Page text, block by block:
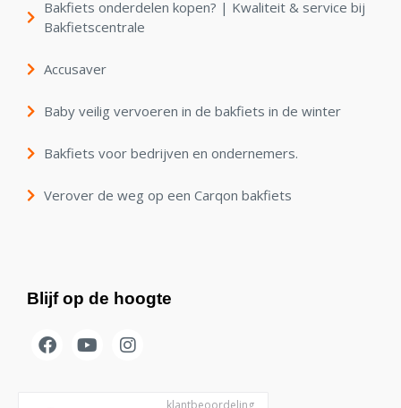
Bakfiets onderdelen kopen? | Kwaliteit & service bij
Bakfietscentrale
Accusaver
Baby veilig vervoeren in de bakfiets in de winter
Bakfiets voor bedrijven en ondernemers.
Verover de weg op een Carqon bakfiets
Blijf op de hoogte